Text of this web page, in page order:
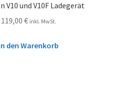
V10 und V10F Ladegerät
119,00 € inkl. MwSt.
den Warenkorb